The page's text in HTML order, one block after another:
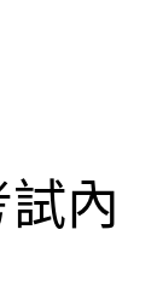
試內